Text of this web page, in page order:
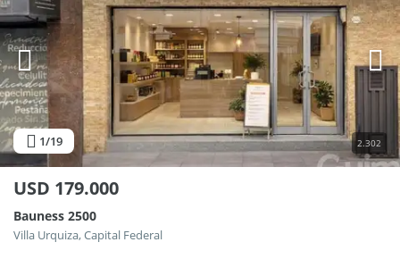
1/19 2.302
USD 179.000
Bauness 2500
Villa Urquiza, Capital Federal